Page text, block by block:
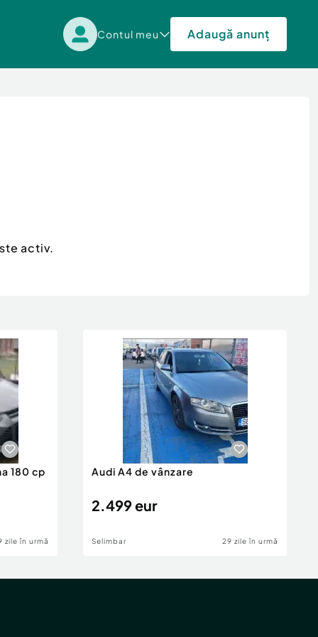
Contul meu Adaugă anunț
activ.
180 cp
zile în urmă
Audi A4 de vânzare
2.499 eur
Selimbar 29 zile în urmă